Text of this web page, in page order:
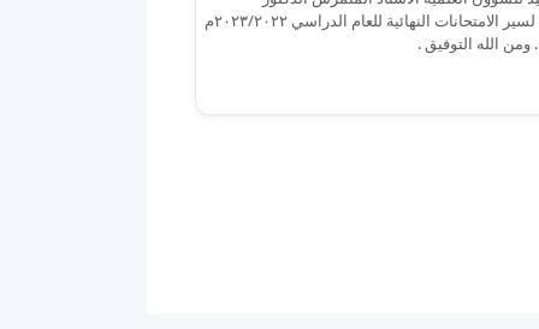
عبدالزهرة الربيعي برفقة السيد مدير التسجيل المركزي الدكتور رحيم جودي العبادي لسير الامتحانات النهائية للعام الدراسي ٢٠٢٣/٢٠٢٢م